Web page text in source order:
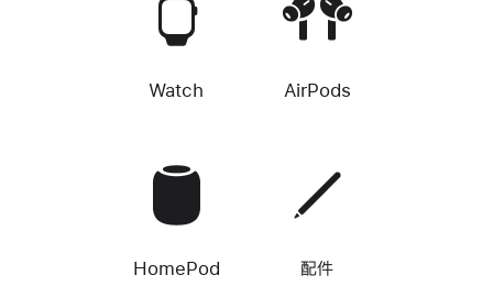
Watch AirPods
HomePod 配件